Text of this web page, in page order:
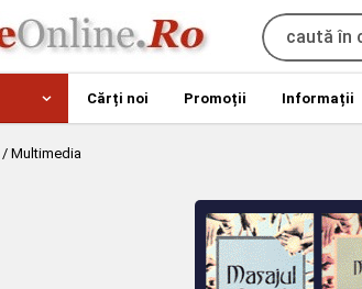
Cărți noi Promoții Informații
/ Multimedia